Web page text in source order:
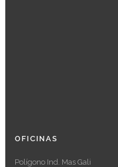
OFICINAS
Polígono Ind. Mas Gali